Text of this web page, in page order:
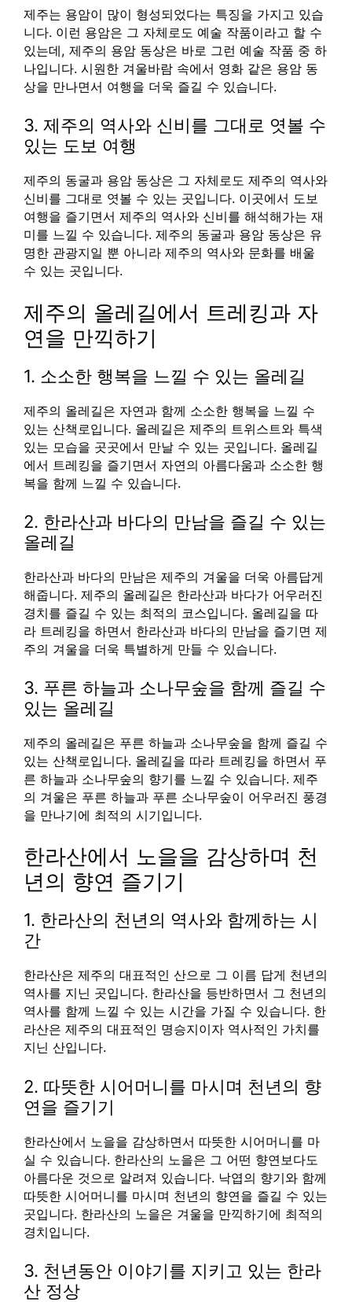
제주는 용암이 많이 형성되었다는 특징을 가지고 있습
니다. 이런 용암은 그 자체로도 예술 작품이라고 할 수
있는데, 제주의 용암 동상은 바로 그런 예술 작품 중 하
나입니다. 시원한 겨울바람 속에서 영화 같은 용암 동
상을 만나면서 여행을 더욱 즐길 수 있습니다.
3. 제주의 역사와 신비를 그대로 엿볼 수
있는 도보 여행
제주의 동굴과 용암 동상은 그 자체로도 제주의 역사와
신비를 그대로 엿볼 수 있는 곳입니다. 이곳에서 도보
여행을 즐기면서 제주의 역사와 신비를 해석해가는 재
미를 느낄 수 있습니다. 제주의 동굴과 용암 동상은 유
명한 관광지일 뿐 아니라 제주의 역사와 문화를 배울
수 있는 곳입니다.
제주의 올레길에서 트레킹과 자
연을 만끽하기
1. 소소한 행복을 느낄 수 있는 올레길
제주의 올레길은 자연과 함께 소소한 행복을 느낄 수
있는 산책로입니다. 올레길은 제주의 트위스트와 특색
있는 모습을 곳곳에서 만날 수 있는 곳입니다. 올레길
에서 트레킹을 즐기면서 자연의 아름다움과 소소한 행
복을 함께 느낄 수 있습니다.
2. 한라산과 바다의 만남을 즐길 수 있는
올레길
한라산과 바다의 만남은 제주의 겨울을 더욱 아름답게
해줍니다. 제주의 올레길은 한라산과 바다가 어우러진
경치를 즐길 수 있는 최적의 코스입니다. 올레길을 따
라 트레킹을 하면서 한라산과 바다의 만남을 즐기면 제
주의 겨울을 더욱 특별하게 만들 수 있습니다.
3. 푸른 하늘과 소나무숲을 함께 즐길 수
있는 올레길
제주의 올레길은 푸른 하늘과 소나무숲을 함께 즐길 수
있는 산책로입니다. 올레길을 따라 트레킹을 하면서 푸
른 하늘과 소나무숲의 향기를 느낄 수 있습니다. 제주
의 겨울은 푸른 하늘과 푸른 소나무숲이 어우러진 풍경
을 만나기에 최적의 시기입니다.
한라산에서 노을을 감상하며 천
년의 향연 즐기기
1. 한라산의 천년의 역사와 함께하는 시
간
한라산은 제주의 대표적인 산으로 그 이름 답게 천년의
역사를 지닌 곳입니다. 한라산을 등반하면서 그 천년의
역사를 함께 느낄 수 있는 시간을 가질 수 있습니다. 한
라산은 제주의 대표적인 명승지이자 역사적인 가치를
지닌 산입니다.
2. 따뜻한 시어머니를 마시며 천년의 향
연을 즐기기
한라산에서 노을을 감상하면서 따뜻한 시어머니를 마
실 수 있습니다. 한라산의 노을은 그 어떤 향연보다도
아름다운 것으로 알려져 있습니다. 낙엽의 향기와 함께
따뜻한 시어머니를 마시며 천년의 향연을 즐길 수 있는
곳입니다. 한라산의 노을은 겨울을 만끽하기에 최적의
경치입니다.
3. 천년동안 이야기를 지키고 있는 한라
산 정상